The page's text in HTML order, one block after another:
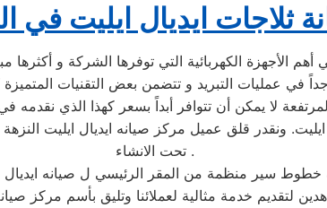
ثلاجات ايديال ايليت في
لا يمكن أن تتوافر أبداً بسعر كهذا الذي نقدمه
ونقدر قلق عميل مركز صيانه ايديال ايليت
تحت الانشاء .
لتقديم خدمة مثالية لعملائنا وتليق بأسم مركز